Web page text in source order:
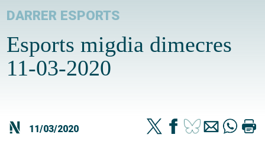
DARRER ESPORTS
Esports migdia dimecres
11-03-2020
11/03/2020